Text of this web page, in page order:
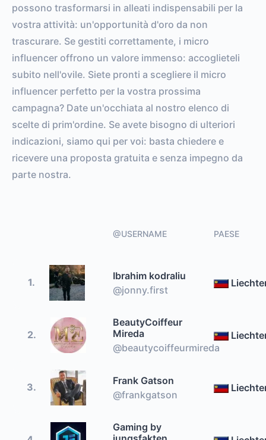
possono trasformarsi in alleati indispensabili per la
vostra attività: un'opportunità d'oro da non
trascurare. Se gestiti correttamente, i micro
influencer offrono un valore immenso: accoglieteli
subito nell'ovile. Siete pronti a scegliere il micro
influencer perfetto per la vostra prossima
campagna? Date un'occhiata al nostro elenco di
scelte di prim'ordine. Se avete bisogno di ulteriori
indicazioni, siamo qui per voi: basta chiedere e
ricevere una proposta gratuita e senza impegno da
parte nostra.
@USERNAME PAESE
1.
Ibrahim kodraliu
@jonny.first
2.
BeautyCoiffeur
Mireda
@beautycoiffeurmireda
3.
Frank Gatson
@frankgatson
Gaming by